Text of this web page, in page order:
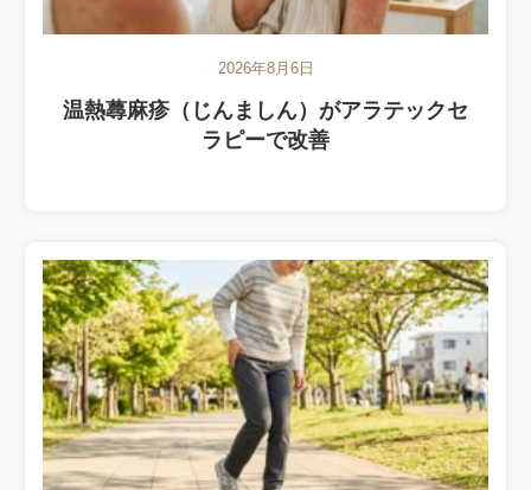
2026年8月6日
温熱蕁麻疹（じんましん）がアラテックセ
ラピーで改善